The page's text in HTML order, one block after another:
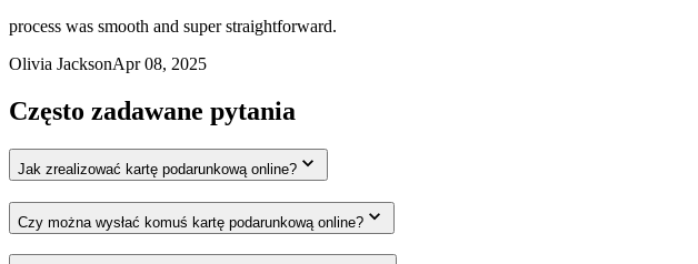
process was smooth and super straightforward.
Olivia JacksonApr 08, 2025
Często zadawane pytania
Jak zrealizować kartę podarunkową online?
Czy można wysłać komuś kartę podarunkową online?